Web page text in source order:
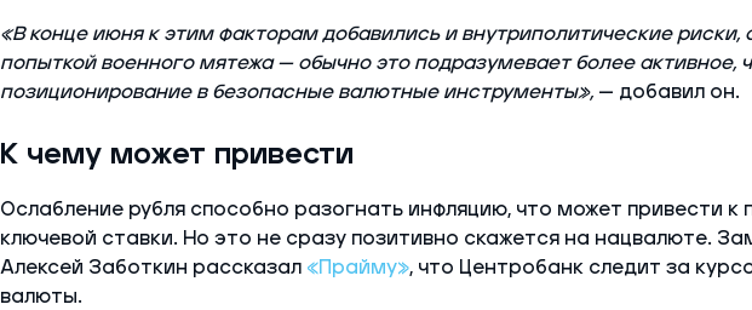
«В конце июня к этим факторам добавились и внутриполитические риски,
попыткой военного мятежа — обычно это подразумевает более активное,
позиционирование в безопасные валютные инструменты»,— добавил он.
К чему может привести
Ослабление рубля способно разогнать инфляцию, что может привести к
ключевой ставки. Но это не сразу позитивно скажется на нацвалюте.
Алексей Заботкин рассказал «Прайму», что Центробанк следит за
валюты.